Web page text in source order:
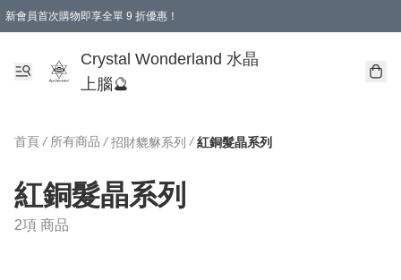
新會員首次購物即享全單 9 折優惠！
Crystal Wonderland 水晶
上腦🔮
首頁 / 所有商品 / 招財貔貅系列 / 紅銅髮晶系列
紅銅髮晶系列
2項 商品